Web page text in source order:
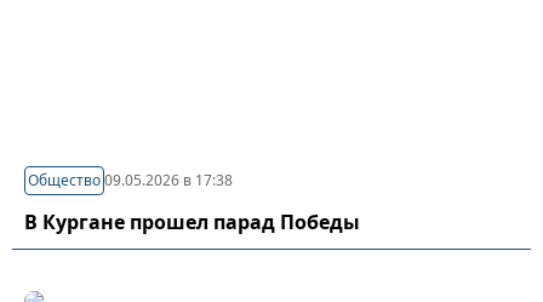
Общество09.05.2026 в 17:38
В Кургане прошел парад Победы